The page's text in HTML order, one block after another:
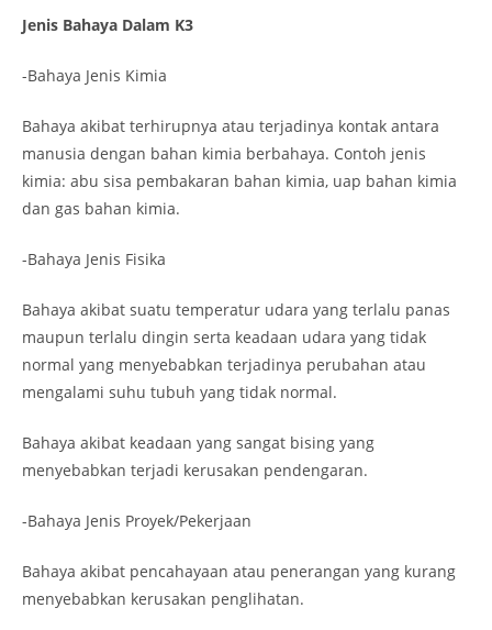
Jenis Bahaya Dalam K3
-Bahaya Jenis Kimia
Bahaya akibat terhirupnya atau terjadinya kontak antara
manusia dengan bahan kimia berbahaya. Contoh jenis
kimia: abu sisa pembakaran bahan kimia, uap bahan kimia
dan gas bahan kimia.
-Bahaya Jenis Fisika
Bahaya akibat suatu temperatur udara yang terlalu panas
maupun terlalu dingin serta keadaan udara yang tidak
normal yang menyebabkan terjadinya perubahan atau
mengalami suhu tubuh yang tidak normal.
Bahaya akibat keadaan yang sangat bising yang
menyebabkan terjadi kerusakan pendengaran.
-Bahaya Jenis Proyek/Pekerjaan
Bahaya akibat pencahayaan atau penerangan yang kurang
menyebabkan kerusakan penglihatan.